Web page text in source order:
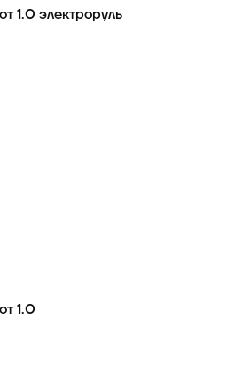
1.0 электроруль
1.0